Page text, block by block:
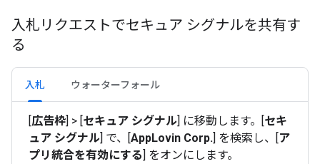
入札リクエストでセキュア シグナルを共有す
る
入札 ウォーターフォール
[広告枠] > [セキュア シグナル] に移動します。[セキ
ュア シグナル] で、[AppLovin Corp.] を検索し、[ア
プリ統合を有効にする] をオンにします。